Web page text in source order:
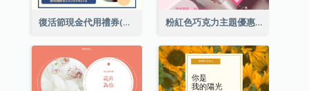
復活節現金代用禮券(附使用細則) 粉紅色巧克力主題優惠券